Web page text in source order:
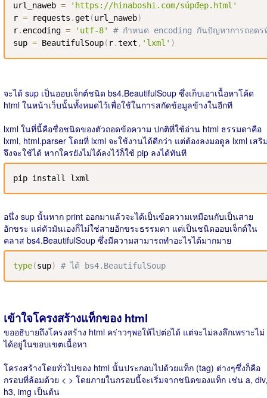
url_naweb =
'https://hinaboshi.com/súpđẹp.html'
r = requests .get (url_naweb)
r. encoding = 'utf-8'
# กำหนด encoding กันปัญหาการถอดร
sup = BeautifulSoup( r.text , 'lxml' )
จะได้ sup เป็นออบเจ็กต์ชนิด bs4.BeautifulSoup ซึ่งเก็บเอาเนื้อหาโค้ด
html ในหน้าเว็บนั้นทั้งหมดไว้เพื่อใช้ในการสกัดข้อมูลข้างในอีกที
lxml ในที่นี้คือชื่อชนิดของตัวถอดข้อความ ปกติที่ใช้อ่าน html ธรรมดาคือ
lxml, html.parser โดยที่ lxml จะใช้งานได้ดีกว่า แต่ต้องลงมอดูล lxml เสริ
จึงจะใช้ได้ หากใครยังไม่ได้ลงไว้ก็ใช้ pip ลงได้ทันที
pip install lxml
อนึ่ง sup นั้นหาก print ออกมาแล้วจะได้เป็นข้อความเหมือนกับเป็นสาย
อักขระ แต่ตัวมันเองก็ไม่ใช่สายอักขระธรรมดา แต่เป็นชนิดออบเจ็กต์ใน
คลาส bs4.BeautifulSoup ซึ่งมีความสามารถทำอะไรได้มากมาย
type(sup) # ได้ bs4.BeautifulSoup
เข้าใจโครงสร้างแท็กของ html
ขออธิบายถึงโครงสร้าง html คร่าวๆพอให้ไปต่อได้ แต่จะไม่ลงลึกเพราะไม่
ได้อยู่ในขอบเขตเนื้อหา
โครงสร้างโดยทั่วไปของ html นั้นประกอบไปด้วยแท็ก (tag) ต่างๆซึ่งก็คือ
กรอบที่ล้อมด้วย < > โดยภายในกรอบนี้จะเริ่มจากชนิดของแท็ก เช่น a, div,
h3, img เป็นต้น